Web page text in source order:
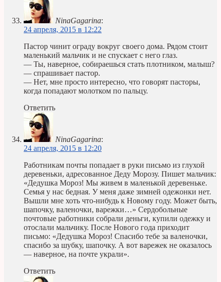
NinaGagarina:
24 апреля, 2015 в 12:22
Пастор чинит ограду вокруг своего дома. Рядом стоит
маленький мальчик и не спускает с него глаз.
— Ты, наверное, собираешься стать плотником, малыш?
— спрашивает пастор.
— Нет, мне просто интересно, что говорят пасторы,
когда попадают молотком по пальцу.
Ответить
NinaGagarina:
24 апреля, 2015 в 12:20
Работникам почты попадает в руки письмо из глухой
деревеньки, адресованное Деду Морозу. Пишет мальчик:
«Дедушка Мороз! Мы живем в маленькой деревеньке.
Семья у нас бедная. У меня даже зимней одежонки нет.
Вышли мне хоть что-нибудь к Новому году. Может быть,
шапочку, валеночки, варежки…» Сердобольные
почтовые работники собрали деньги, купили одежку и
отослали мальчику. После Нового года приходит
письмо: «Дедушка Мороз! Спасибо тебе за валеночки,
спасибо за шубку, шапочку. А вот варежек не оказалось
— наверное, на почте украли».
Ответить